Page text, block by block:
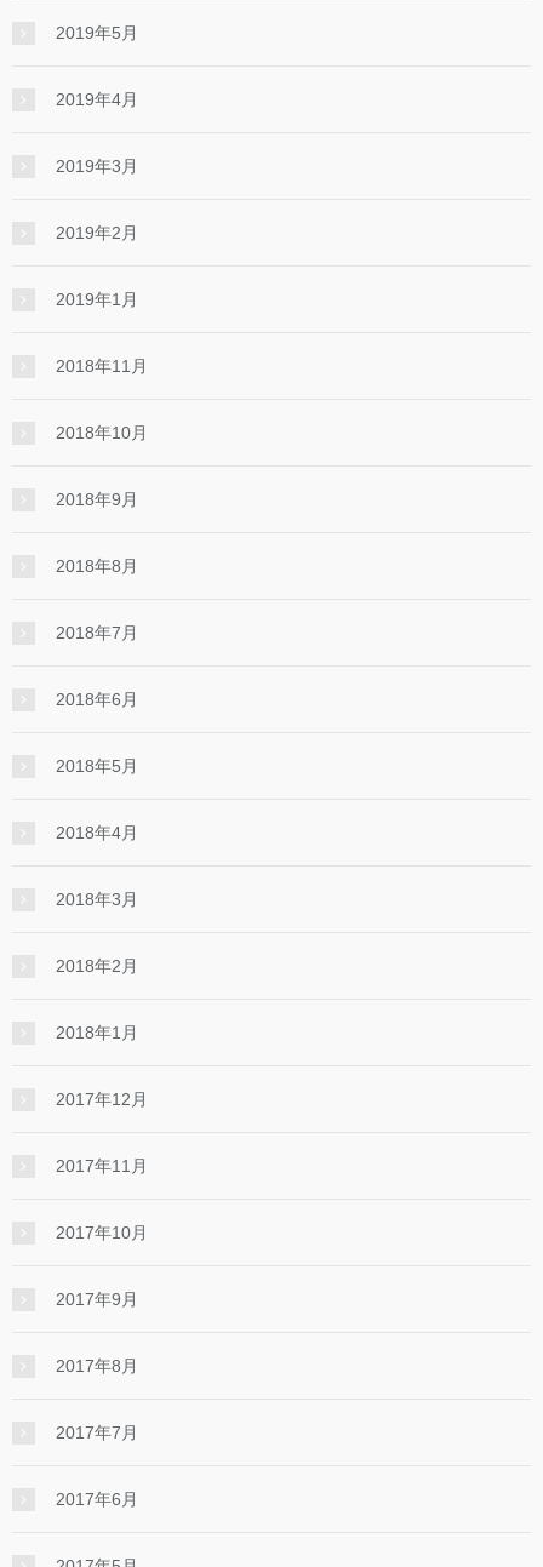
2019年5月
2019年4月
2019年3月
2019年2月
2019年1月
2018年11月
2018年10月
2018年9月
2018年8月
2018年7月
2018年6月
2018年5月
2018年4月
2018年3月
2018年2月
2018年1月
2017年12月
2017年11月
2017年10月
2017年9月
2017年8月
2017年7月
2017年6月